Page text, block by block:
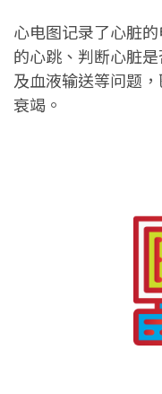
心电图记录了心脏
的心跳、判断心脏
及血液输送等问题
衰竭。